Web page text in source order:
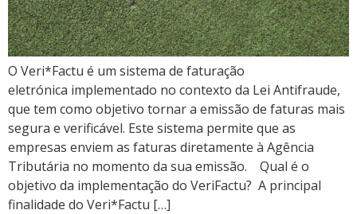
O Veri*Factu é um sistema de faturação
eletrónica implementado no contexto da Lei Antifraude,
que tem como objetivo tornar a emissão de faturas mais
segura e verificável. Este sistema permite que as
empresas enviem as faturas diretamente à Agência
Tributária no momento da sua emissão. Qual é o
objetivo da implementação do VeriFactu? A principal
finalidade do Veri*Factu […]